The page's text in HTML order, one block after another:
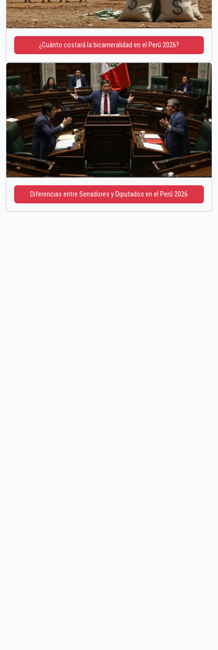
¿Cuánto costará la bicameralidad en el Perú 2026?
Diferencias entre Senadores y Diputados en el Perú 2026